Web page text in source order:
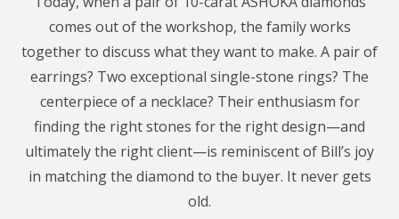
comes out of the workshop, the family works
together to discuss what they want to make. A pair of
earrings? Two exceptional single-stone rings? The
centerpiece of a necklace? Their enthusiasm for
finding the right stones for the right design—and
ultimately the right client—is reminiscent of Bill’s joy
in matching the diamond to the buyer. It never gets
old.